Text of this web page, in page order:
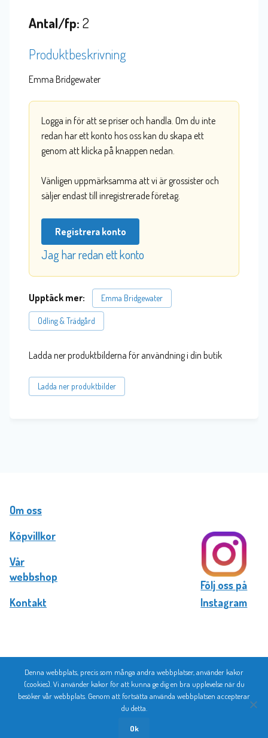
Antal/fp: 2
Produktbeskrivning
Emma Bridgewater
Logga in för att se priser och handla. Om du inte
redan har ett konto hos oss kan du skapa ett
genom att klicka på knappen nedan.
Vänligen uppmärksamma att vi är grossister och
säljer endast till inregistrerade företag.
Registrera konto
Jag har redan ett konto
Upptäck mer: Emma Bridgewater
Odling & Trädgård
Ladda ner produktbilderna för användning i din butik
Ladda ner produktbilder
Om oss
Köpvillkor
Vår
webbshop
Kontakt
Följ oss på
Instagram
© 2026 Bromma Kortförlag
Denna webbplats, precis som många andra webbplatser, använder kakor
(cookies). Vi använder kakor för att kunna ge dig en bra upplevelse när du
besöker vår webbplats. Genom att fortsätta använda webbplatsen accepterar
du detta.
Ok